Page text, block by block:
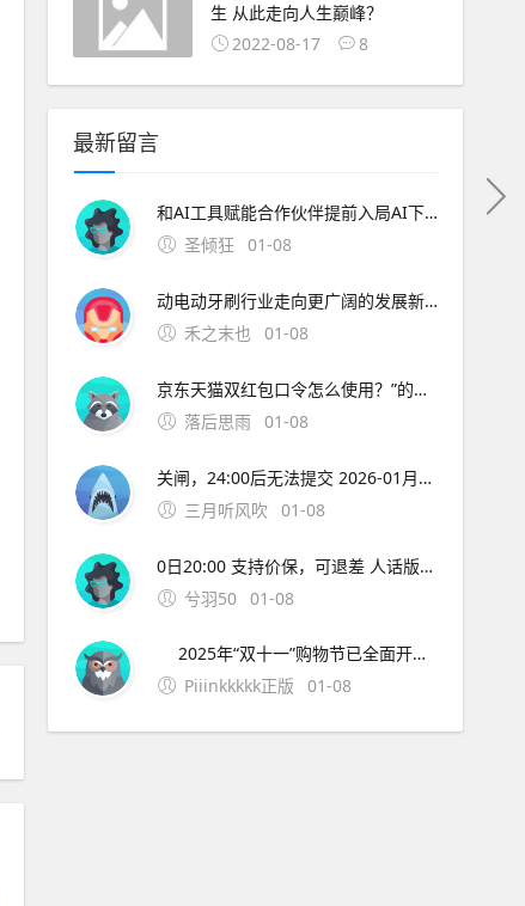
生 从此走向人生巅峰？
2022-08-17
8
最新留言
和AI工具赋能合作伙伴提前入局AI下半场。 AI分论坛：荣耀携手合作伙伴共建AI开放生态 随着全球首个具备自进化能力的AI智能体操作系统荣耀MagicOS 10发布， A
圣倾狂
01-08
动电动牙刷行业走向更广阔的发展新阶段。 技术的革命没有终点，每一次突破都让日常护理更高效、更舒适。锐舞电动牙刷通过气泡技术开创的护理新范式，正在重新定义人们对于口腔清洁的认知边界。 申请创业报道，分享创业好点子。，共同探讨创业新机遇！
禾之末也
01-08
京东天猫双红包口令怎么使用？”的全部内容了，如果你有什么不同的看法，快在评论区说出来吧。
落后思雨 01-08
关闸，24:00后无法提交 2026-01月10日：汽车补贴材料截止 记住：越早越全，越晚越没！12月网络拥堵、快递停运，别把自己拖到最后一天哭！ 七、彩蛋：评论区真实反馈，看完直接抄作业 @台州网友：报废了15年老凯越，换比亚迪海豹，2万补贴+4S店优惠2万
三月听风吹 01-08
0日20:00 支持价保，可退差 人话版： 急用？10月31日第一波开门红就冲，早买早发货。 不急？11月10日终极狂欢叠加红包雨+国补+满减，价格直接打骨折！ 二、2025年双十一超长战线表（建议截图） 阶段京东时间淘宝/天猫时间关键词 抢先购 10月9日-30日 10月15日-20
兮羽50 01-08
2025年“双十一”购物节已全面开启，京东与淘宝/天猫分别于10月9日和10月15日启动，活动将持续至11月14日，打造史上最长促销周期。今年双十一主打“超长周期+简化玩法+多重补贴”，不仅优惠时间更长，红包、满减、政府补贴等福利也层层叠加，堪称“史上最强
Piiinkkkkk正版
01-08